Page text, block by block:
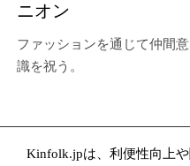
ニオン
ファッションを通じて仲間意
識を祝う。
Kinfolk.jpは、利便性向上